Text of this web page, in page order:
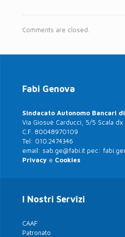
Comments are closed.
Fabi Genova
Sindacato Autonomo Bancari
Via Giosuè Carducci, 5/5 Scala dx
C.F. 80048970109
Tel: 010.2474346
email: sab.ge@fabi.it pec:
Privacy e Cookies
I Nostri Servizi
CAAF
Patronato